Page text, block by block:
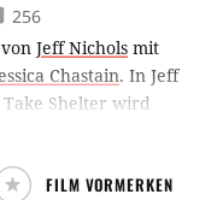
256
von Jeff Nichols mit
Chastain. In Jeff
Shelter wird
geplagt. Er
ob er ein Prophet ist
FILM VORMERKEN